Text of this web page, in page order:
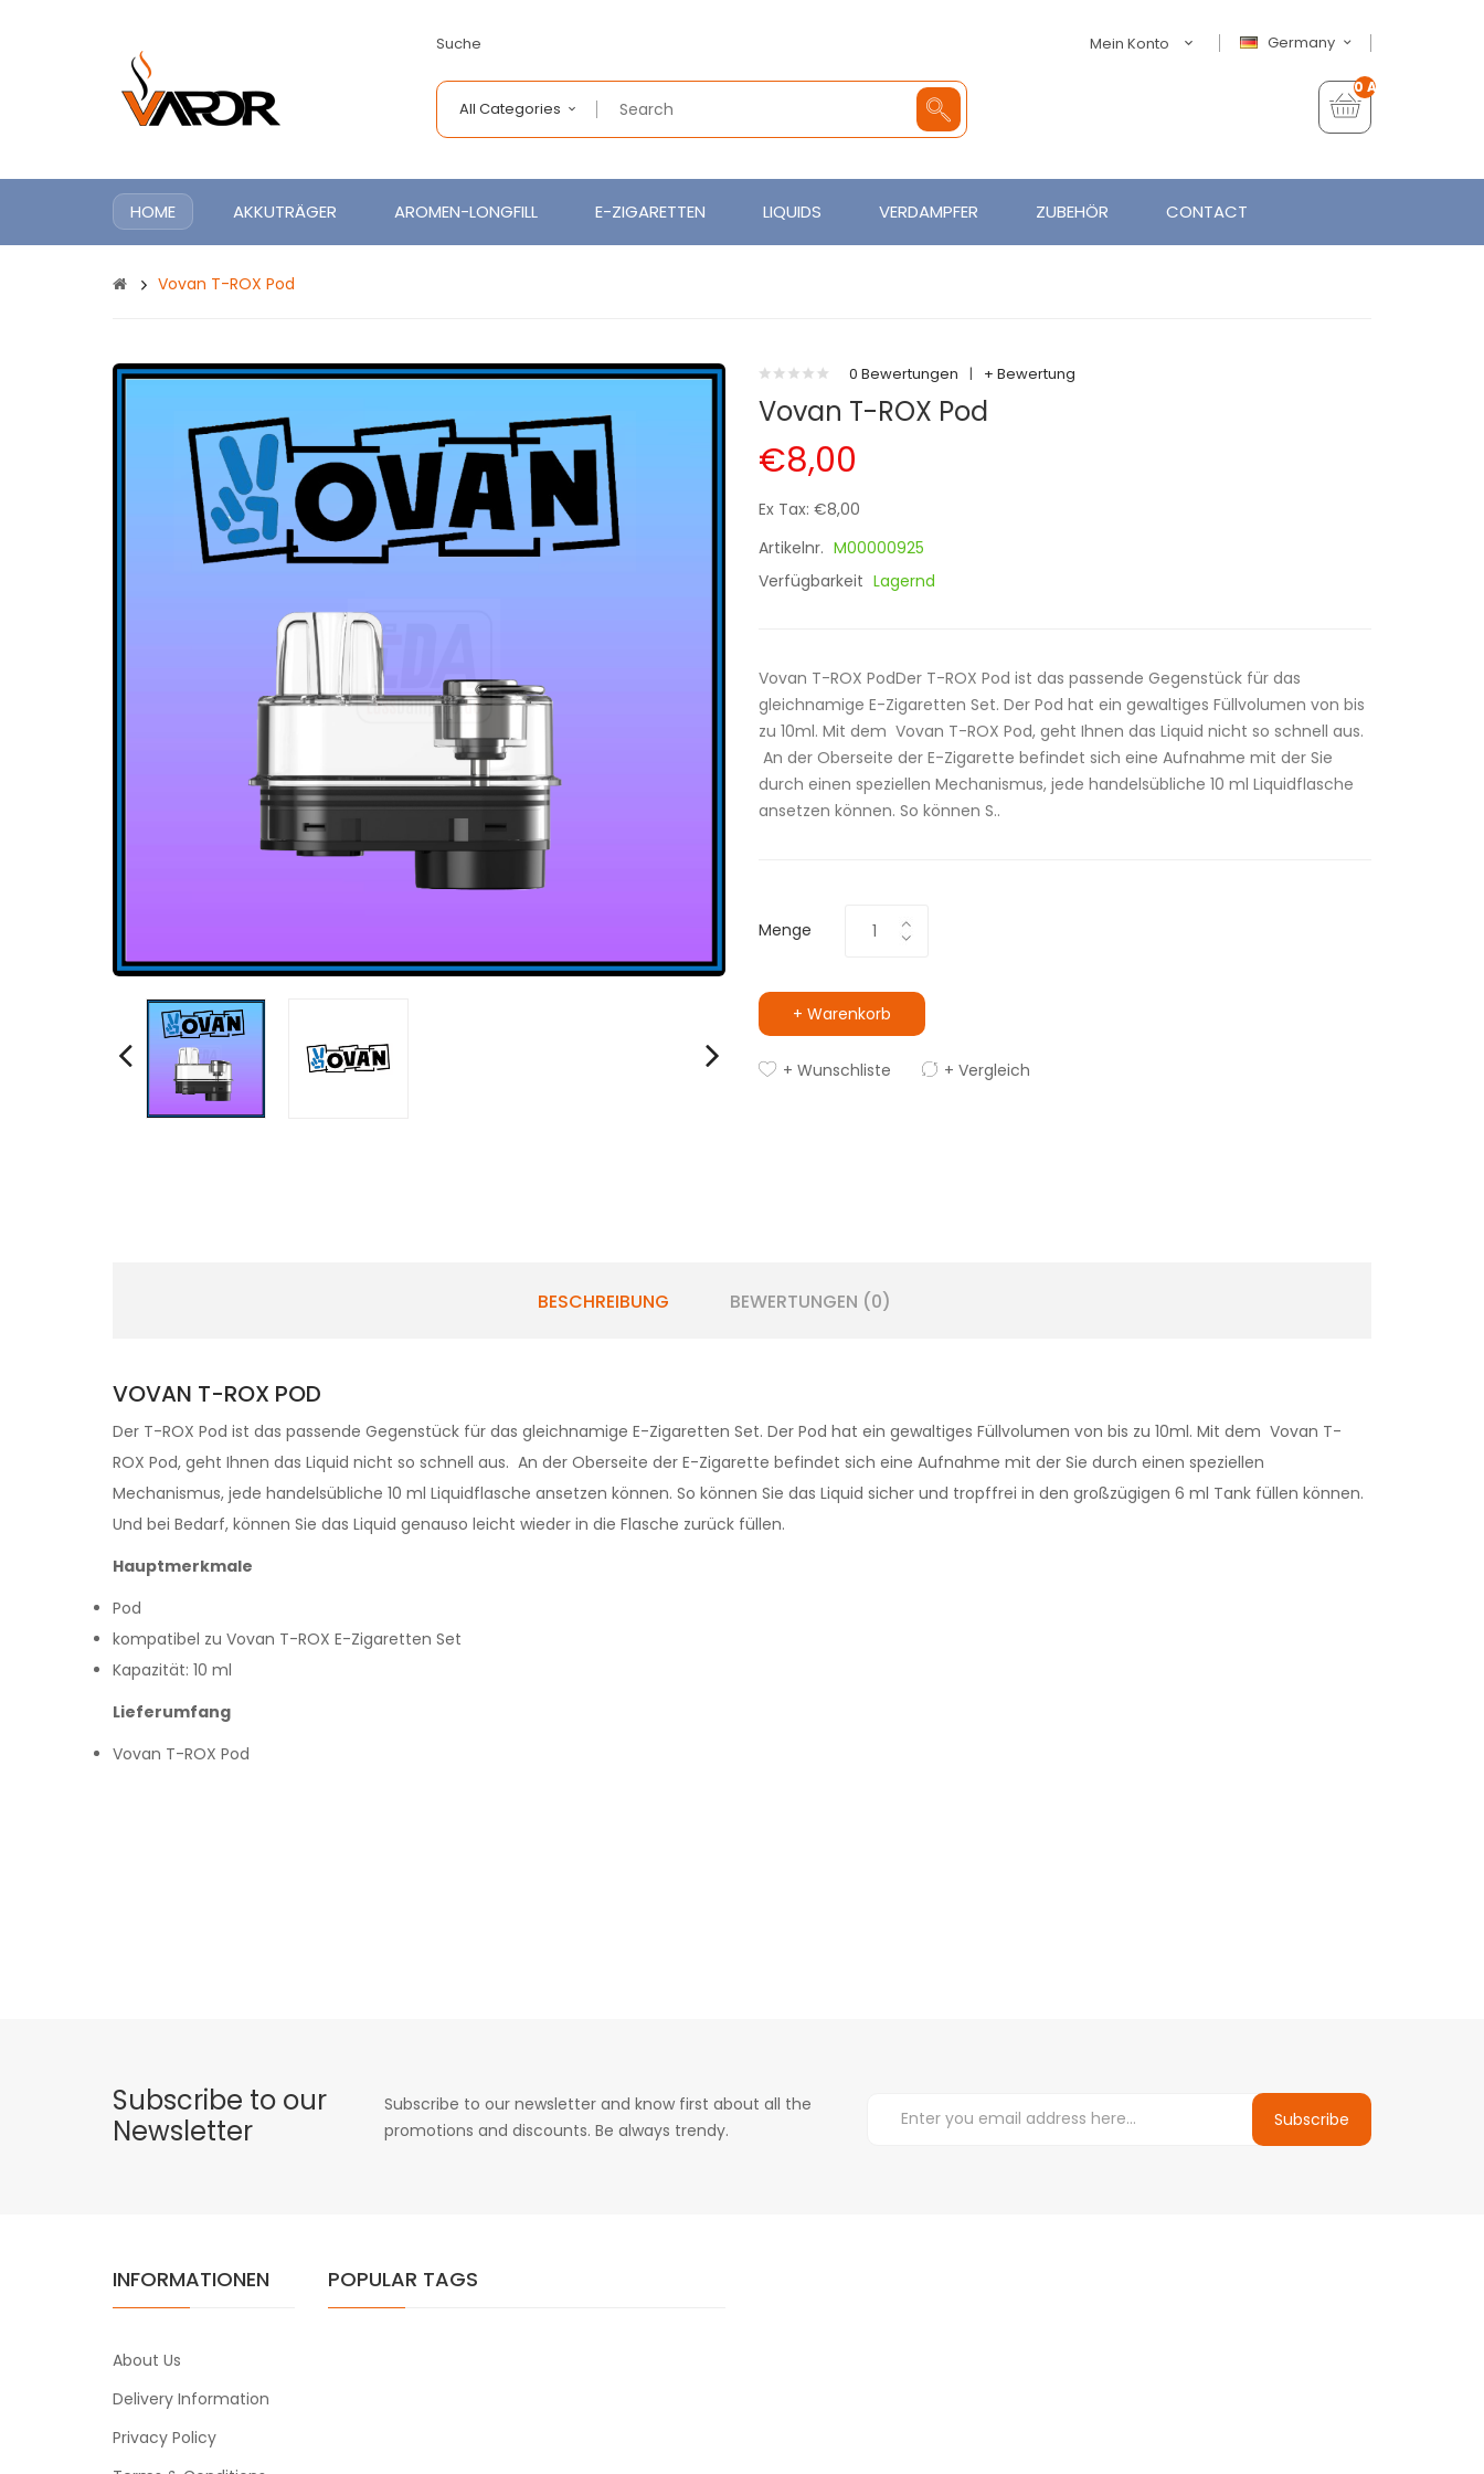
Suche Germany
Mein Konto
All Categories
0 Artikel - €0,00
HOME AKKUTRÄGER AROMEN-LONGFILL E-ZIGARETTEN LIQUIDS VERDAMPFER ZUBEHÖR CONTACT
Vovan T-ROX Pod
0 Bewertungen | + Bewertung
Vovan T-ROX Pod
€8,00
Ex Tax: €8,00
Artikelnr. M00000925
Verfügbarkeit Lagernd
Vovan T-ROX PodDer T-ROX Pod ist das passende Gegenstück für das
gleichnamige E-Zigaretten Set. Der Pod hat ein gewaltiges Füllvolumen von bis
zu 10ml. Mit dem Vovan T-ROX Pod, geht Ihnen das Liquid nicht so schnell aus.
An der Oberseite der E-Zigarette befindet sich eine Aufnahme mit der Sie
durch einen speziellen Mechanismus, jede handelsübliche 10 ml Liquidflasche
ansetzen können. So können S..
Menge
+ Warenkorb
+ Wunschliste + Vergleich
BESCHREIBUNG BEWERTUNGEN (0)
VOVAN T-ROX POD
Der T-ROX Pod ist das passende Gegenstück für das gleichnamige E-Zigaretten Set. Der Pod hat ein gewaltiges Füllvolumen von bis zu 10ml. Mit dem Vovan T-
ROX Pod, geht Ihnen das Liquid nicht so schnell aus. An der Oberseite der E-Zigarette befindet sich eine Aufnahme mit der Sie durch einen speziellen
Mechanismus, jede handelsübliche 10 ml Liquidflasche ansetzen können. So können Sie das Liquid sicher und tropffrei in den großzügigen 6 ml Tank füllen können.
Und bei Bedarf, können Sie das Liquid genauso leicht wieder in die Flasche zurück füllen.
Hauptmerkmale
Pod
kompatibel zu Vovan T-ROX E-Zigaretten Set
Kapazität: 10 ml
Lieferumfang
Vovan T-ROX Pod
Subscribe to our
Newsletter
Subscribe to our newsletter and know first about all the
promotions and discounts. Be always trendy.
Subscribe
INFORMATIONEN
About Us
Delivery Information
Privacy Policy
POPULAR TAGS